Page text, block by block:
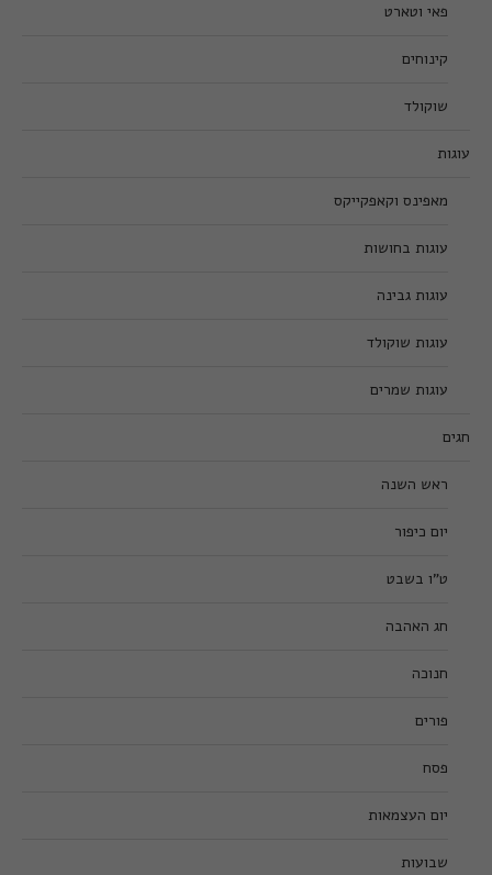
פאי וטארט
קינוחים
שוקולד
עוגות
מאפינס וקאפקייקס
עוגות בחושות
עוגות גבינה
עוגות שוקולד
עוגות שמרים
חגים
ראש השנה
יום כיפור
ט”ו בשבט
חג האהבה
חנוכה
פורים
פסח
יום העצמאות
שבועות